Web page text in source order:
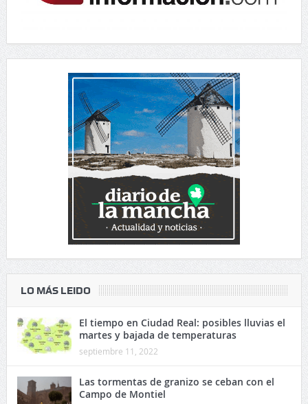
LO MÁS LEIDO
El tiempo en Ciudad Real: posibles lluvias el
martes y bajada de temperaturas
septiembre 11, 2022
Las tormentas de granizo se ceban con el
Campo de Montiel